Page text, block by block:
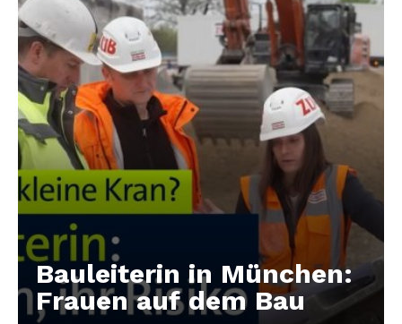
Bauleiterin in München:
Frauen auf dem Bau